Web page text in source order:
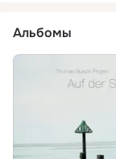
Альбомы